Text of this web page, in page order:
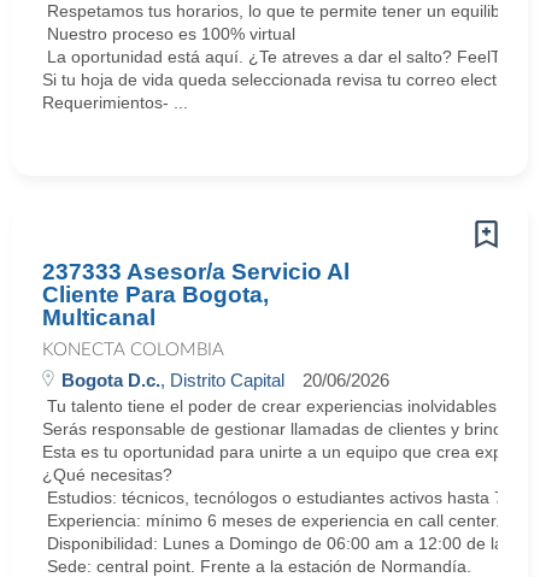
Respetamos tus horarios, lo que te permite tener un equilibrio
Nuestro proceso es 100% virtual
La oportunidad está aquí. ¿Te atreves a dar el salto?
Si tu hoja de vida queda seleccionada revisa tu correo
Requerimientos- ...
237333 Asesor/a Servicio Al
Cliente Para Bogota,
Multicanal
KONECTA COLOMBIA
Bogota D.c., Distrito Capital 20/06/2026
Tu talento tiene el poder de crear experiencias inolvidables.
Serás responsable de gestionar llamadas de clientes y brindar
Esta es tu oportunidad para unirte a un equipo que crea
¿Qué necesitas?
Estudios: técnicos, tecnólogos o estudiantes activos hasta 7
Experiencia: mínimo 6 meses de experiencia en call center.
Disponibilidad: Lunes a Domingo de 06:00 am a 12:00 de la
Sede: central point. Frente a la estación de Normandía.